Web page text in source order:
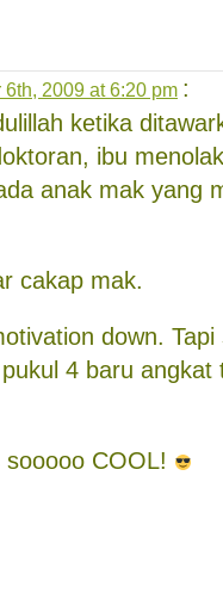
6th, 2009 at 6:20 pm :
ketika
ibu
anak mak yang
cakap mak.
down.
4 baru angkat
COOL!